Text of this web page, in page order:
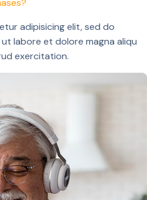
adipisicing elit, sed do
labore et dolore magna aliqu
exercitation.